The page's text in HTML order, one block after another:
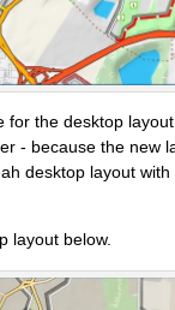
for the desktop
- because the new
desktop layout
layout below.